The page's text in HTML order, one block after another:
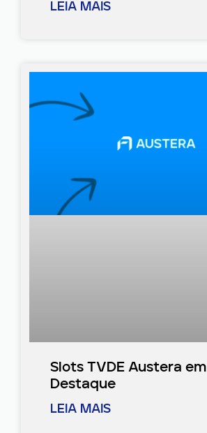
LEIA MAIS
Slots TVDE Austera em
Destaque
LEIA MAIS